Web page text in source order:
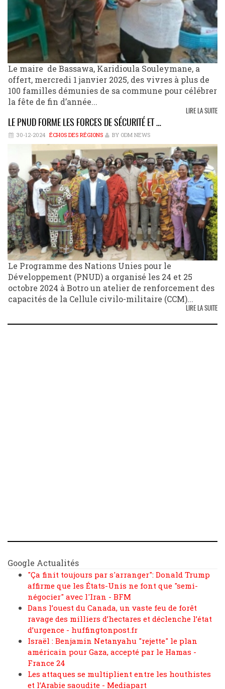
Le maire de Bassawa, Karidioula Souleymane, a
offert, mercredi 1 janvier 2025, des vivres à plus de
100 familles démunies de sa commune pour célébrer
la fête de fin d’année...
LIRE LA SUITE
LE PNUD FORME LES FORCES DE SÉCURITÉ ET …
30-12-2024 ÉCHOS DES RÉGIONS BY ODM NEWS
Le Programme des Nations Unies pour le
Développement (PNUD) a organisé les 24 et 25
octobre 2024 à Botro un atelier de renforcement des
capacités de la Cellule civilo-militaire (CCM)...
LIRE LA SUITE
Google Actualités
"Ça finit toujours par s'arranger": Donald Trump
affirme que les États-Unis ne font que "semi-
négocier" avec l'Iran - BFM
Dans l’ouest du Canada, un vaste feu de forêt
ravage des milliers d’hectares et déclenche l’état
d’urgence - huffingtonpost.fr
Israël : Benjamin Netanyahu "rejette" le plan
américain pour Gaza, accepté par le Hamas -
France 24
Les attaques se multiplient entre les houthistes
et l’Arabie saoudite - Mediapart